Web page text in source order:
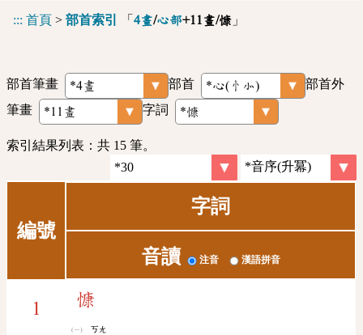
::: 首頁 > 部首索引 「 4畫/心部+11畫/慷 」
部首筆畫 部首
部首外
筆畫
字詞
索引結果列表：共 15 筆。
編號
字詞
音讀 注音 漢語拼音
1 慷
ㄎㄤ